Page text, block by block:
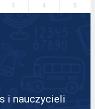
3 4 5
i nauczycieli